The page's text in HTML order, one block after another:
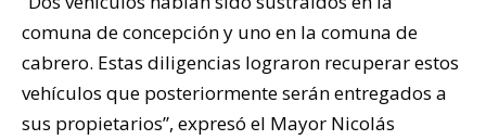
comuna de concepción y uno en la comuna de
cabrero. Estas diligencias lograron recuperar estos
vehículos que posteriormente serán entregados a
sus propietarios”, expresó el Mayor Nicolás